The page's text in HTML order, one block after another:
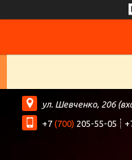
ул. Шевченко, 206
+7 (700) 205-55-05